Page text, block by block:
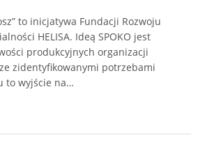
to inicjatywa Fundacji Rozwoju
HELISA. Ideą SPOKO jest
produkcyjnych organizacji
zidentyfikowanymi potrzebami
to wyjście na…